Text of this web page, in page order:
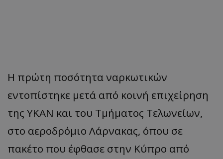
Η πρώτη ποσότητα ναρκωτικών
εντοπίστηκε μετά από κοινή επιχείρηση
της ΥΚΑΝ και του Τμήματος Τελωνείων,
στο αεροδρόμιο Λάρνακας, όπου σε
πακέτο που έφθασε στην Κύπρο από